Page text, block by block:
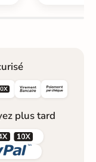
plus tard
